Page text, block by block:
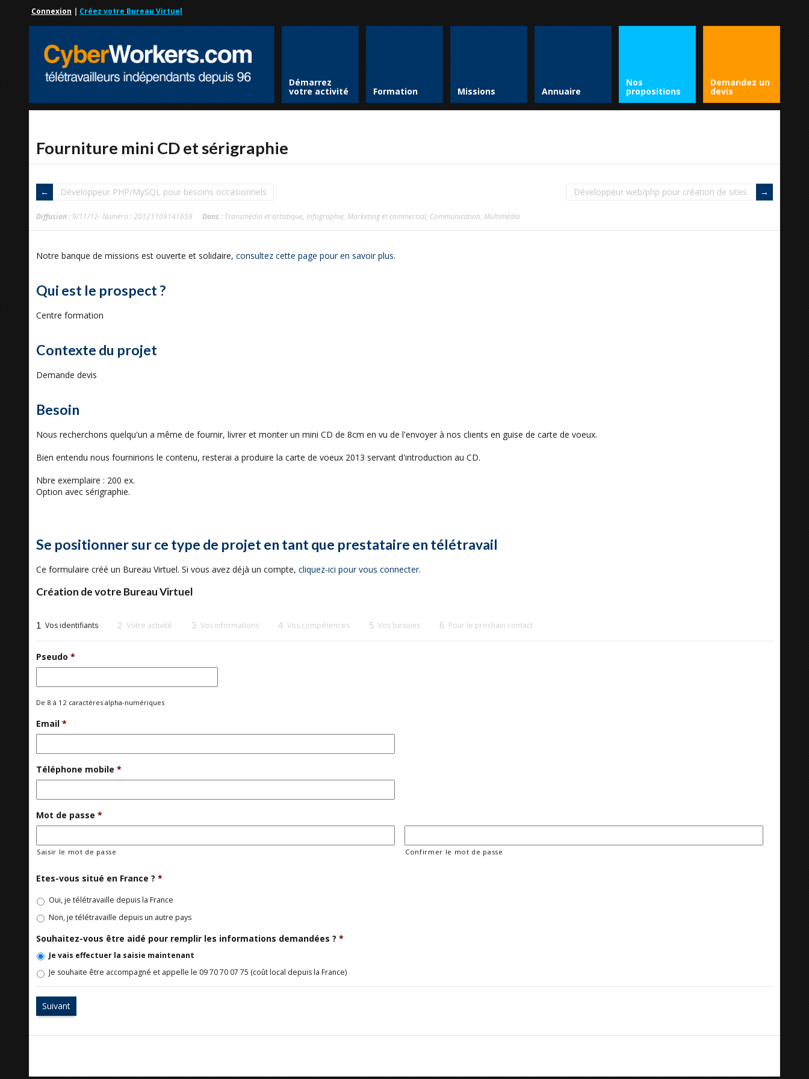
Connexion | Créez votre Bureau Virtuel
Démarrez
votre activité Formation Missions Annuaire
Nos
propositions
Demandez un
devis
Fourniture mini CD et sérigraphie
Développeur PHP/MySQL pour besoins occasionnels Développeur web/php pour création de sites.
Diffusion : 9/11/12- Numéro : 20121109141659 Dans : Transmédia et artistique Infographie Marketing et commercial Communication Multimédia
Notre banque de missions est ouverte et solidaire, consultez cette page pour en savoir plus.
Qui est le prospect ?
Centre formation
Contexte du projet
Demande devis
Besoin
Nous recherchons quelqu'un a même de fournir, livrer et monter un mini CD de 8cm en vu de l'envoyer à nos clients en guise de carte de voeux.
Bien entendu nous fournirions le contenu, resterai a produire la carte de voeux 2013 servant d'introduction au CD.
Nbre exemplaire : 200 ex.
Option avec sérigraphie.
Se positionner sur ce type de projet en tant que prestataire en télétravail
Ce formulaire créé un Bureau Virtuel. Si vous avez déjà un compte, cliquez-ici pour vous connecter.
Création de votre Bureau Virtuel
1 Vos identifiants 2 Votre activité 3 Vos informations 4 Vos compétences 5 Vos besoins 6 Pour le prochain contact
Pseudo *
De 8 à 12 caractères alpha-numériques
Email *
Téléphone mobile *
Mot de passe *
Saisir le mot de passe Confirmer le mot de passe
Etes-vous situé en France ? *
Oui, je télétravaille depuis la France
Non, je télétravaille depuis un autre pays
Souhaitez-vous être aidé pour remplir les informations demandées ? *
Je vais effectuer la saisie maintenant
Je souhaite être accompagné et appelle le 09 70 70 07 75 (coût local depuis la France)